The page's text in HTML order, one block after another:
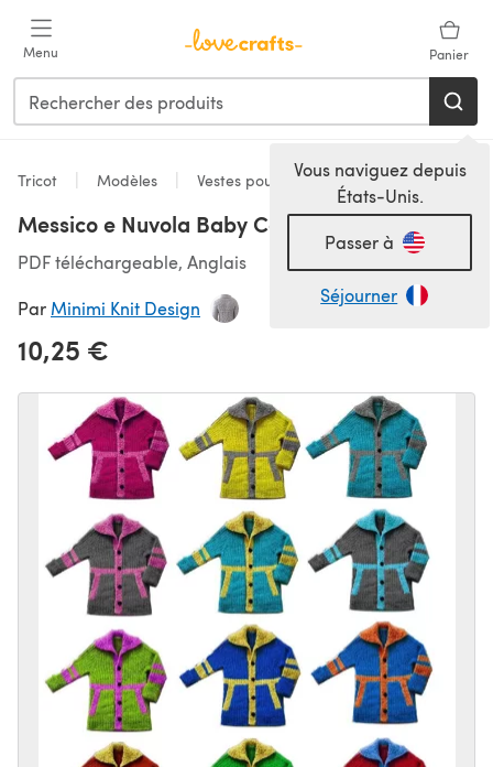
Menu Panier
Vous naviguez depuis
États-Unis.
Passer à
Séjourner
Tricot Modèles Vestes pour bébé
Messico e Nuvola Baby Coat
PDF téléchargeable, Anglais
Par Minimi Knit Design
10,25 €